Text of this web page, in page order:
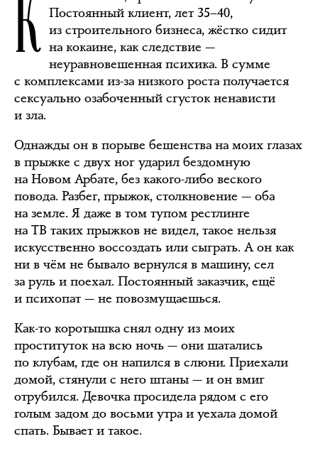
Постоянный клиент, лет 35–40,
из строительного бизнеса, жёстко сидит
на кокаине, как следствие —
неуравновешенная психика. В сумме
с комплексами из-за низкого роста получается
сексуально озабоченный сгусток ненависти
и зла.
Однажды он в порыве бешенства на моих глазах
в прыжке с двух ног ударил бездомную
на Новом Арбате, без какого-либо веского
повода. Разбег, прыжок, столкновение — оба
на земле. Я даже в том тупом рестлинге
на ТВ таких прыжков не видел, такое нельзя
искусственно воссоздать или сыграть. А он как
ни в чём не бывало вернулся в машину, сел
за руль и поехал. Постоянный заказчик, ещё
и психопат — не повозмущаешься.
Как-то коротышка снял одну из моих
проституток на всю ночь — они шатались
по клубам, где он напился в слюни. Приехали
домой, стянули с него штаны — и он вмиг
отрубился. Девочка просидела рядом с его
голым задом до восьми утра и уехала домой
спать. Бывает и такое.